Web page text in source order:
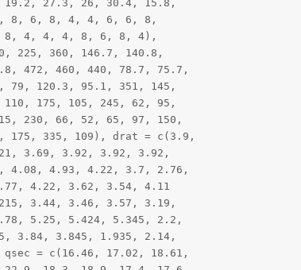
27.3, 26, 30.4, 15.8,
8, 6, 8, 4, 4, 6, 6, 8,
4, 4, 4, 8, 6, 8, 4),
225, 360, 146.7, 140.8,
472, 460, 440, 78.7, 75.7,
79, 120.3, 95.1, 351, 145,
175, 105, 245, 62, 95,
230, 66, 52, 65, 97, 150,
175, 335, 109), drat = c(3.9,
3.69, 3.92, 3.92, 3.92,
4.08, 4.93, 4.22, 3.7, 2.76,
4.22, 3.62, 3.54, 4.11
3.44, 3.46, 3.57, 3.19,
5.25, 5.424, 5.345, 2.2,
3.84, 3.845, 1.935, 2.14,
= c(16.46, 17.02, 18.61,